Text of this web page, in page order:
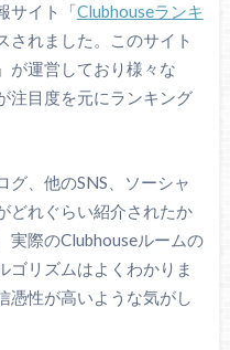
サイト「Clubhouseランキ
されました。このサイト
が運営しており様々な
注目度を元にランキング
グ、他のSNS、ソーシャ
どれぐらい紹介されたか
実際のClubhouseルームの
ゴリズムはよくわかりま
憑性が高いような気がし